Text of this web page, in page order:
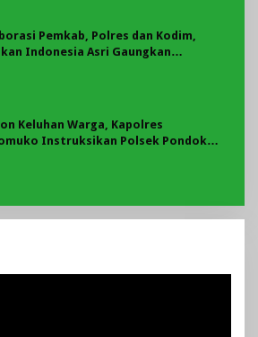
Pemkab, Polres dan Kodim,
Indonesia Asri Gaungkan
Keluhan Warga, Kapolres
Instruksikan Polsek Pondok